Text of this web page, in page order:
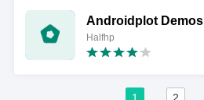
Androidplot Demos
Halfhp